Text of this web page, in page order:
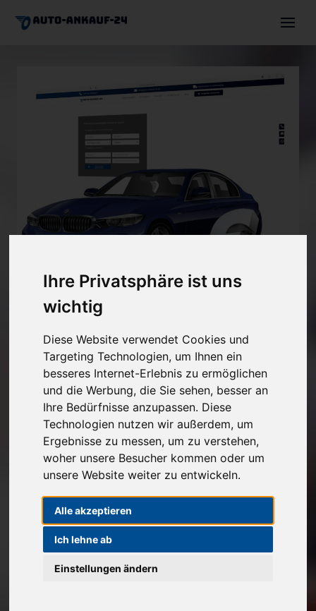
Ihre Privatsphäre ist uns
wichtig
Diese Website verwendet Cookies und
Targeting Technologien, um Ihnen ein
besseres Internet-Erlebnis zu ermöglichen
und die Werbung, die Sie sehen, besser an
Ihre Bedürfnisse anzupassen. Diese
Technologien nutzen wir außerdem, um
Ergebnisse zu messen, um zu verstehen,
woher unsere Besucher kommen oder um
unsere Website weiter zu entwickeln.
Alle akzeptieren
Ich lehne ab
Einstellungen ändern
Autoexport
Angebot einholen
+491744630036
info@auto-ankauf-24.de
Unverbindlichen Verkaufspreis anfragen
2
Angaben zu Ihrem Fahrzeug
Marke*
Modell